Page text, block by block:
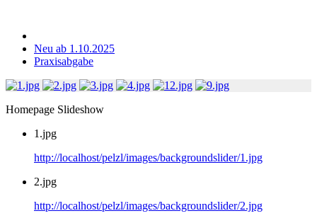
Neu ab 1.10.2025
Praxisabgabe
Homepage Slideshow
1.jpg
http://localhost/pelzl/images/backgroundslider/1.jpg
2.jpg
http://localhost/pelzl/images/backgroundslider/2.jpg